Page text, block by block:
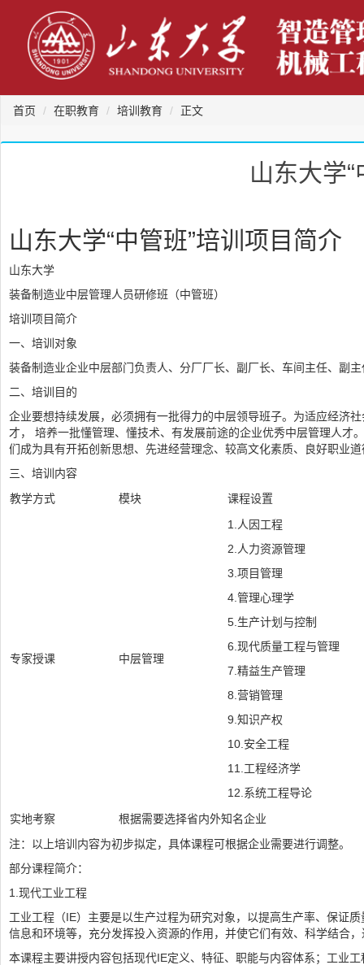
首页 在职教育 培训教育 正文
山东大学
山东大学“中管班”培训项目简介
山东大学
装备制造业中层管理人员研修班（中管班）
培训项目简介
一、培训对象
装备制造业企业中层部门负责人、分厂厂长、副厂长、车间主任、副主
二、培训目的
企业要想持续发展，必须拥有一批得力的中层领导班子。为适应经济
才， 培养一批懂管理、懂技术、有发展前途的企业优秀中层管理人
们成为具有开拓创新思想、先进经营理念、较高文化素质、良好职业
三、培训内容
教学方式
模块 课程设置
专家授课 中层管理
1.人因工程
2.人力资源管理
3.项目管理
4.管理心理学
5.生产计划与控制
6.现代质量工程与管理
7.精益生产管理
8.营销管理
9.知识产权
10.安全工程
11.工程经济学
12.系统工程导论
实地考察
根据需要选择省内外知名企业
注：以上培训内容为初步拟定，具体课程可根据企业需要进行调整。
部分课程简介：
1.现代工业工程
工业工程（IE）主要是以生产过程为研究对象，以提高生产率、保证
信息和环境等，充分发挥投入资源的作用，并使它们有效、科学结合
本课程主要讲授内容包括现代IE定义、特征、职能与内容体系；工业